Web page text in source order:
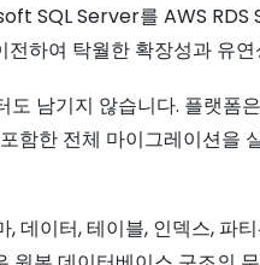
SQL Server를 AWS RDS
하여 탁월한 확장성과 유
남기지 않습니다. 플랫폼
한 전체 마이그레이션을
데이터, 테이블, 인덱스, 파